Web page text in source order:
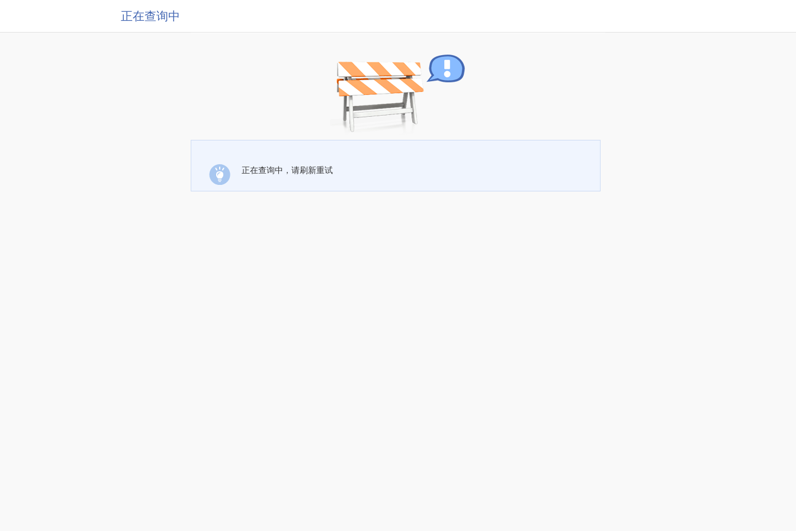
正在查询中
正在查询中，请刷新重试